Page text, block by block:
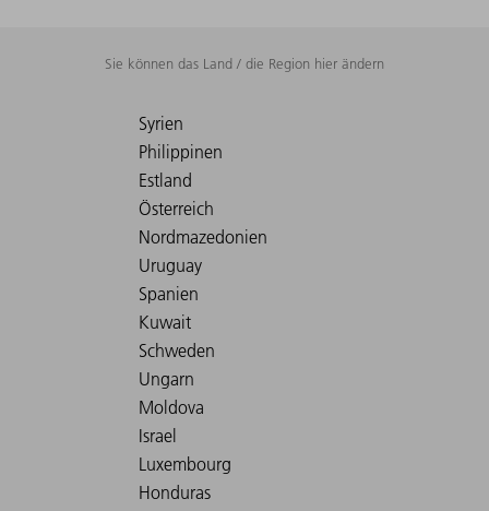
Sie können das Land / die Region hier ändern